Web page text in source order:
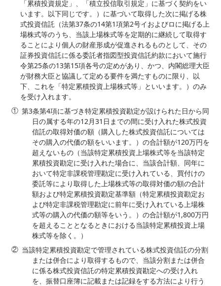
「累積投資規定」、「積立投信取引規定」に基づく契約をい
います。以下同じです。）に基づいて取得した次に掲げる株
式投資信託（法第37条の14第1項第2号イおよびロに掲げる上
場株式等のうち、当該上場株式等を定期的に継続して取得す
ることにより個人の財産形成が促進されるものとして、その
証券投資信託に係る委託者指図型投資信託約款において施行
令第25条の13第15項各号の定めがあり、かつ、内閣総理大臣
が財務大臣と協議して定める要件を満たすものに限り、以
下、これを「特定累積投資上場株式等」といいます。）のみ
を受け入れます。
第3条第4項に基づき特定累積投資勘定が設けられた日から同
日の属する年の12月31日までの間に受け入れた株式投資
信託の取得対価の額（購入した株式投資信託については
その購入の代価の額をいいます。）の合計額が120万円を
超えないもの（当該特定累積投資上場株式等を当該特定
累積投資勘定に受け入れた場合に、当該合計額、同年に
おいて特定非課税管理勘定に受け入れている、買付けの
委託等により取得した上場株式等の取得対価の額の合計
額および特定累積投資勘定基準額（特定累積投資勘定お
よび特定非課税管理勘定に前年に受け入れている上場株
式等の購入の代価の額等をいう。）の合計額が1,800万円
を超えることとなるときにおける当該特定累積投資上場
株式等を除く。）
当該特定累積投資勘定で管理されている株式投資信託の分割
または併合により取得するもので、当該分割または併合
に係る株式投資信託の特定累積投資勘定への受け入れ
を、振替口座簿に記載または記録をする方法により行う